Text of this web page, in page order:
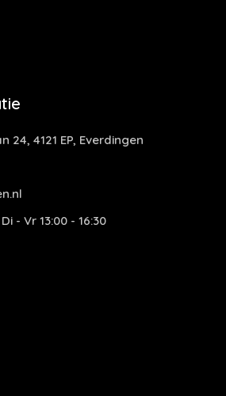
24, 4121 EP, Everdingen
- Vr 13:00 - 16:30